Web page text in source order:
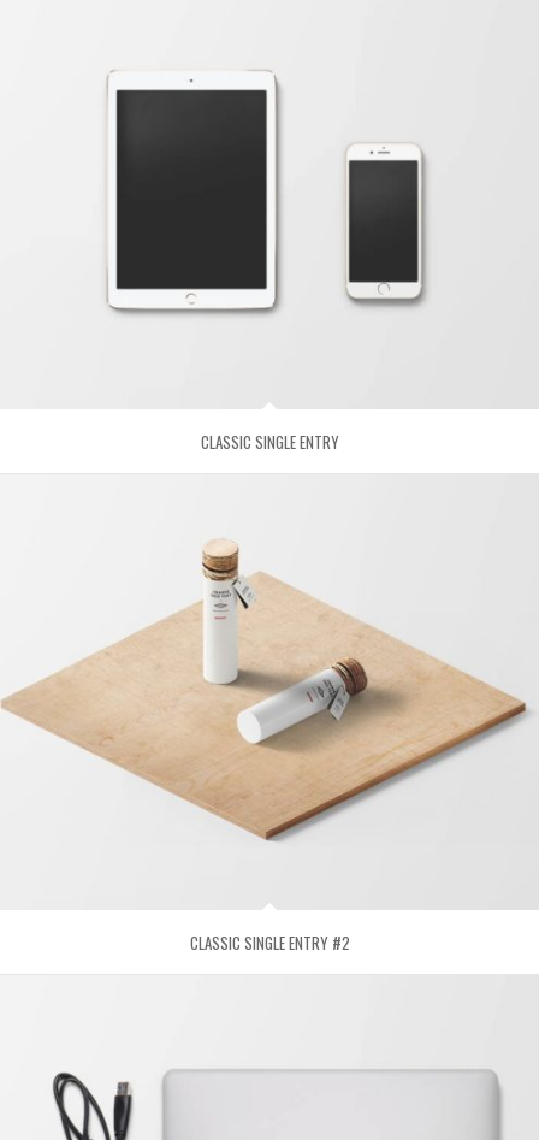
CLASSIC SINGLE ENTRY
CLASSIC SINGLE ENTRY #2